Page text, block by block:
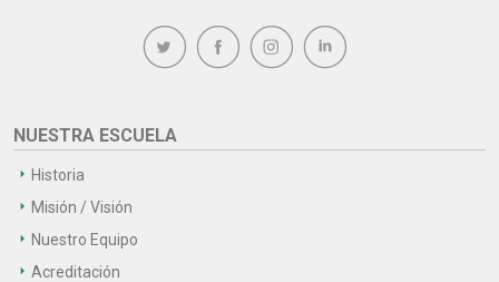
NUESTRA ESCUELA
Historia
Misión / Visión
Nuestro Equipo
Acreditación